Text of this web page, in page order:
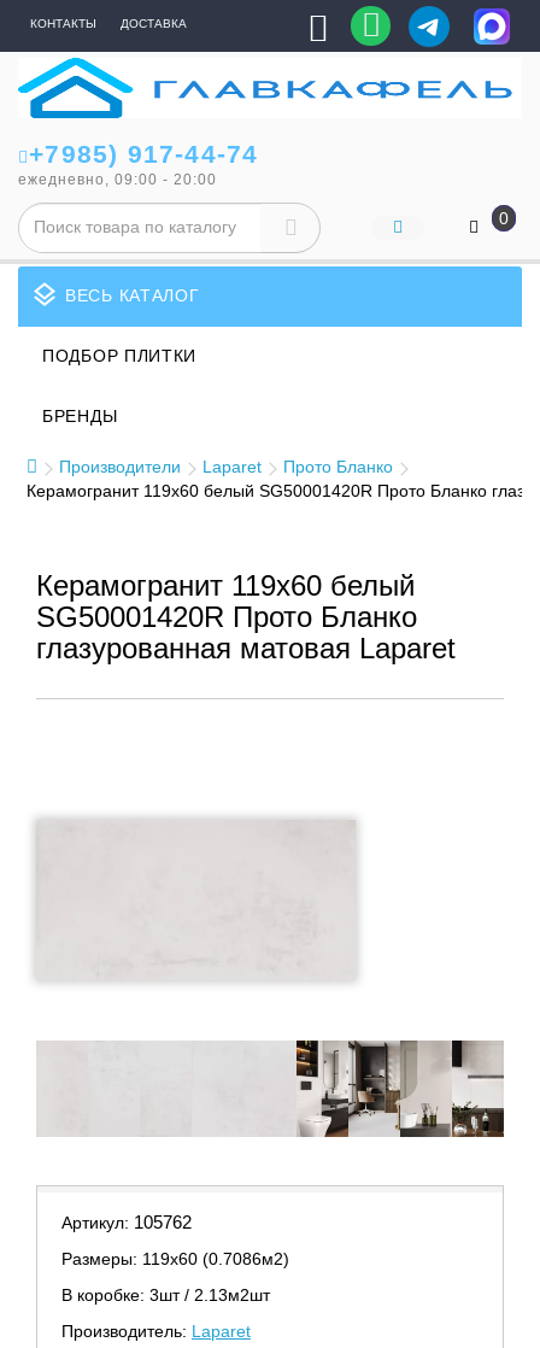
КОНТАКТЫ ДОСТАВКА
+7985) 917-44-74
ежедневно, 09:00 - 20:00
0
layers ВЕСЬ КАТАЛОГ
ПОДБОР ПЛИТКИ
БРЕНДЫ
Производители Laparet
Прото Бланко
Керамогранит 119x60 белый SG50001420R Прото Бланко
Керамогранит 119x60 белый
SG50001420R Прото Бланко
глазурованная матовая Laparet
Артикул: 105762
Размеры: 119х60 (0.7086м2)
В коробке: 3шт / 2.13м2шт
Производитель: Laparet